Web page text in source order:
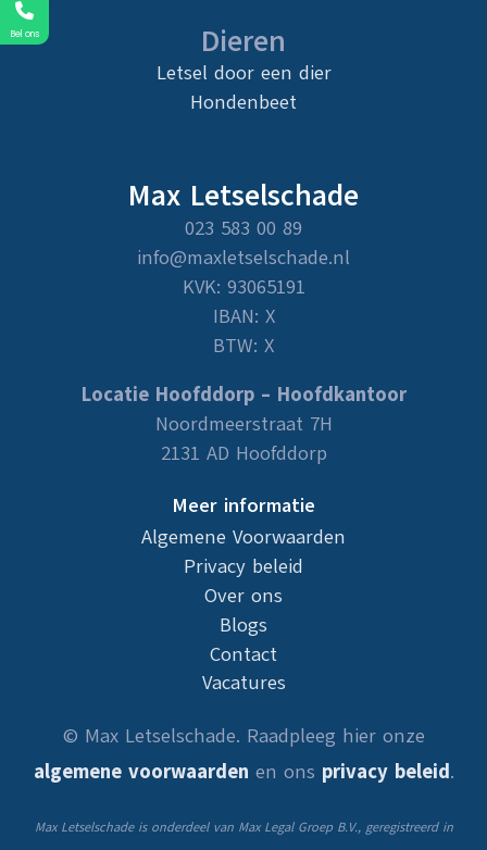
Dieren
Letsel door een dier
Hondenbeet
Max Letselschade
023 583 00 89
info@maxletselschade.nl
KVK: 93065191
IBAN: X
BTW: X
Locatie Hoofddorp – Hoofdkantoor
Noordmeerstraat 7H
2131 AD Hoofddorp
Meer informatie
Algemene Voorwaarden
Privacy beleid
Over ons
Blogs
Contact
Vacatures
© Max Letselschade. Raadpleeg hier onze
algemene voorwaarden en ons privacy beleid.
Max Letselschade is onderdeel van Max Legal Groep B.V., geregistreerd in
Bel ons